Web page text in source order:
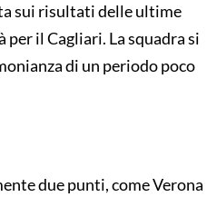
sui risultati delle ultime
il Cagliari. La squadra si
di un periodo poco
due punti, come Verona